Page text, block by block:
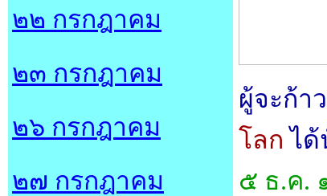
๒๒ กรกฎาคม
๒๓ กรกฎาคม
๒๖ กรกฎาคม
๒๗ กรกฎาคม
ผู้จะก้า
โลก ได้
๕ ธ.ค.